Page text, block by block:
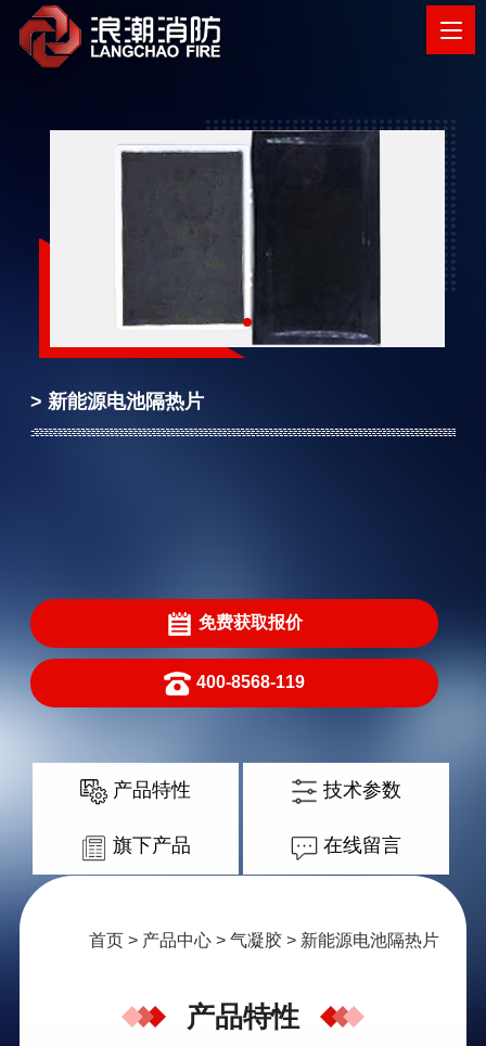
> 新能源电池隔热片
免费获取报价
400-8568-119
产品特性 技术参数
旗下产品 在线留言
首页 > 产品中心 >气凝胶 > 新能源电池隔热片
产品特性